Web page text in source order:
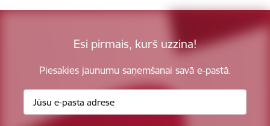
Esi pirmais, kurš uzzina!
Piesakies jaunumu saņemšanai savā e-pastā.